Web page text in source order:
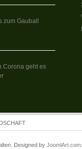
zum Gauball
Corona geht es
Designed by JoomlArt.com